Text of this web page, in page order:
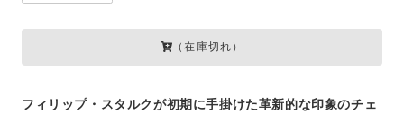
フィリップ・スタルクが初期に手掛けた革新的な印象のチェ
（在庫切れ）